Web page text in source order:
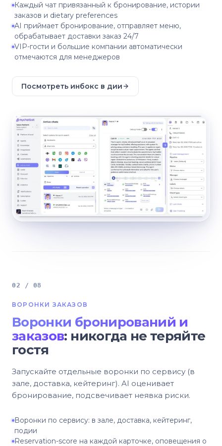
Каждый чат привязанный к бронирование, истории
заказов и dietary preferences
AI приймает бронирование, отправляет меню,
обрабатывает доставки заказ 24/7
VIP-гости и большие компании автоматически
отмечаются для менеджеров
Посмотреть инбокс в дии
02 / 08
ВОРОНКИ ЗАКАЗОВ
Воронки бронирований и
заказов: никогда не теряйте
гостя
Запускайте отдельные воронки по сервису (в
зале, доставка, кейтеринг). AI оценивает
бронирование, подсвечивает неявка риски.
Воронки по сервису: в зале, доставка, кейтеринг,
подии
Reservation-score на каждой карточке, оповещения о